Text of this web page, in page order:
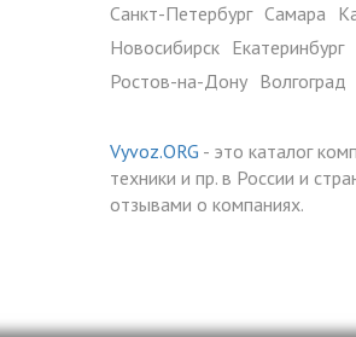
Санкт-Петербург Самара
Новосибирск Екатеринбург
Ростов-на-Дону Волгоград
Vyvoz.ORG - это каталог
техники и пр. в России и
отзывами о компаниях.